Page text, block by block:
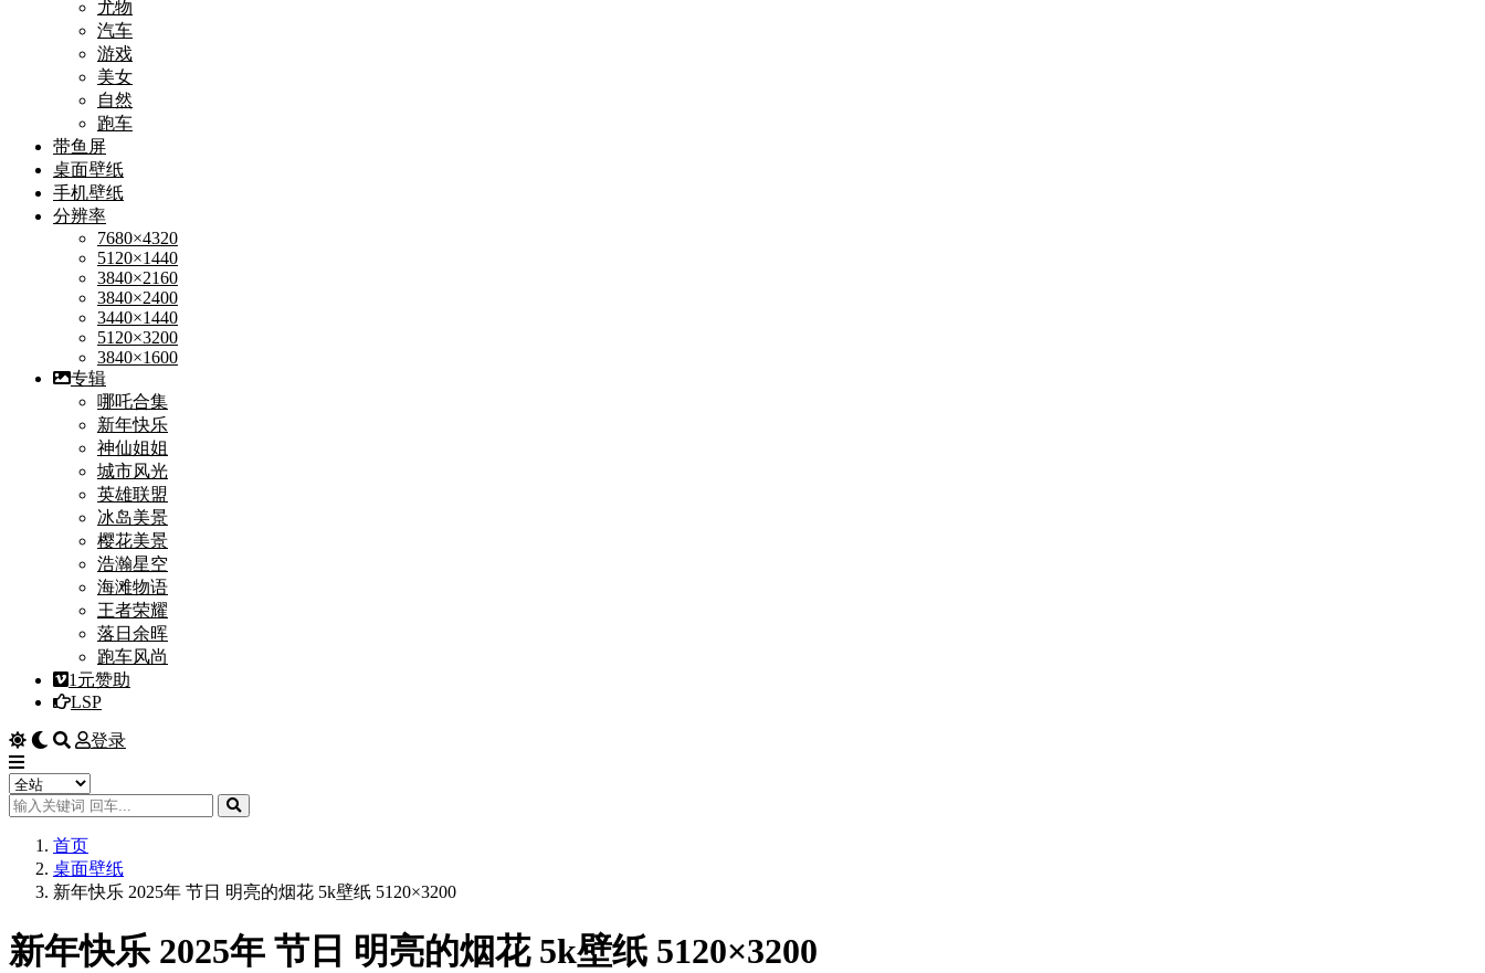
尤物
汽车
游戏
美女
自然
跑车
带鱼屏
桌面壁纸
手机壁纸
分辨率
7680×4320
5120×1440
3840×2160
3840×2400
3440×1440
5120×3200
3840×1600
专辑
哪吒合集
新年快乐
神仙姐姐
城市风光
英雄联盟
冰岛美景
樱花美景
浩瀚星空
海滩物语
王者荣耀
落日余晖
跑车风尚
1元赞助
LSP
登录
首页
桌面壁纸
新年快乐 2025年 节日 明亮的烟花 5k壁纸 5120×3200
新年快乐 2025年 节日 明亮的烟花 5k壁纸 5120×3200